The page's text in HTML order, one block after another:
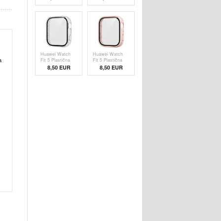
sa Zaštitnim
Staklom - Roze
Zaštitnim
Staklom
Huawei Watch
Fit 5 Plastična
Maska sa
Zaštitnim
Staklom -
8,50 EUR
Huawei Watch
Fit 5 Plastična
Maska sa
Zaštitnim
Staklom - Roze
8,50 EUR